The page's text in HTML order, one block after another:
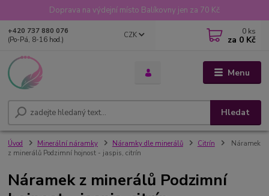
Doprava na výdejní místo Balíkovny jen za 70 Kč
Menu
CZK
Hledat
+420 737 880 076
(Po-Pá, 8-16 hod.)
0 ks
za 0 Kč
Úvod Minerální náramky Náramky dle minerálů Citrín
Náramek
z minerálů Podzimní hojnost - jaspis, citrín
Náramek z minerálů Podzimní